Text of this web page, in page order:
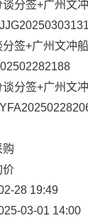
分签+广州文
签+广州文冲
分签+广州文
购
价
28 19:49
03-01 14:00